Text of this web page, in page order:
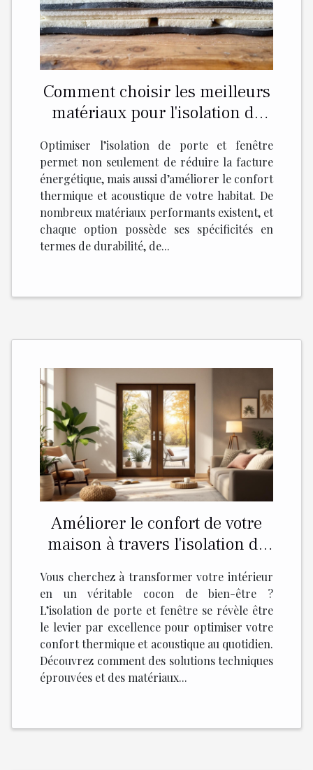
Comment choisir les meilleurs
matériaux pour l'isolation de
Optimiser l’isolation de porte et fenêtre
permet non seulement de réduire la facture
énergétique, mais aussi d’améliorer le confort
thermique et acoustique de votre habitat. De
nombreux matériaux performants existent, et
chaque option possède ses spécificités en
termes de durabilité, de...
Améliorer le confort de votre
maison à travers l'isolation de
Vous cherchez à transformer votre intérieur
en un véritable cocon de bien-être ?
L’isolation de porte et fenêtre se révèle être
le levier par excellence pour optimiser votre
confort thermique et acoustique au quotidien.
Découvrez comment des solutions techniques
éprouvées et des matériaux...